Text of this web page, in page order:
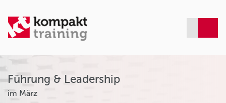
Führung & Leadership
im März